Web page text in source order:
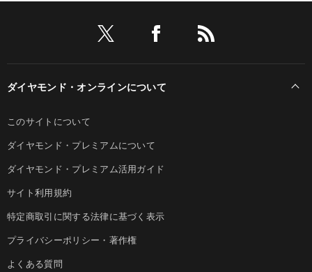
ダイヤモンド・オンラインについて
このサイトについて
ダイヤモンド・プレミアムについて
ダイヤモンド・プレミアム活用ガイド
サイト利用規約
特定商取引に関する法律に基づく表示
プライバシーポリシー・著作権
よくある質問